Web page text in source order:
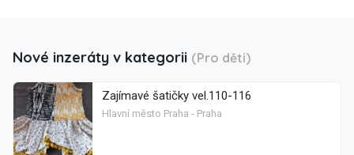
Nové inzeráty v kategorii (Pro děti)
Zajímavé šatičky vel.110-116
Hlavní město Praha - Praha